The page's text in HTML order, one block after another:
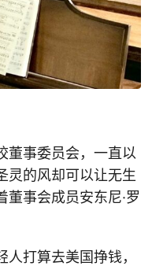
董事委员会，一直以
灵的风却可以让无生
事会成员安东尼·罗
打算去美国挣钱，